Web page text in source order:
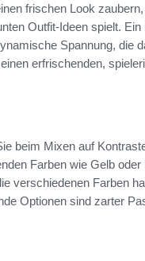
frischen Look
Outfit-Ideen spielt.
Spannung, die
erfrischenden,
beim Mixen auf
Farben wie Gelb
verschiedenen Farben
Optionen sind zarter